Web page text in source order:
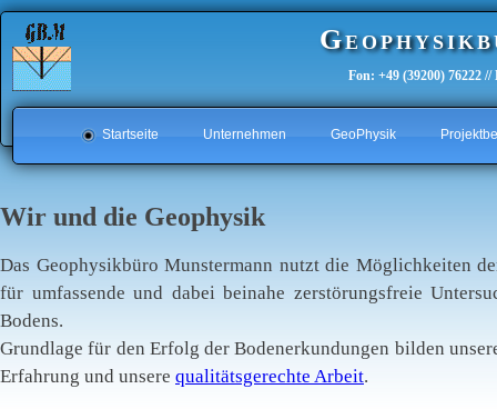
Fon: +49 (39200) 76222
Startseite Unternehmen GeoPhysik
Wir und die Geophysik
Das Geophysikbüro Munstermann nutzt die Möglichkeiten
für umfassende und dabei beinahe zerstörungsfreie
Bodens.
Grundlage für den Erfolg der Bodenerkundungen bilden
Erfahrung und unsere qualitätsgerechte Arbeit.